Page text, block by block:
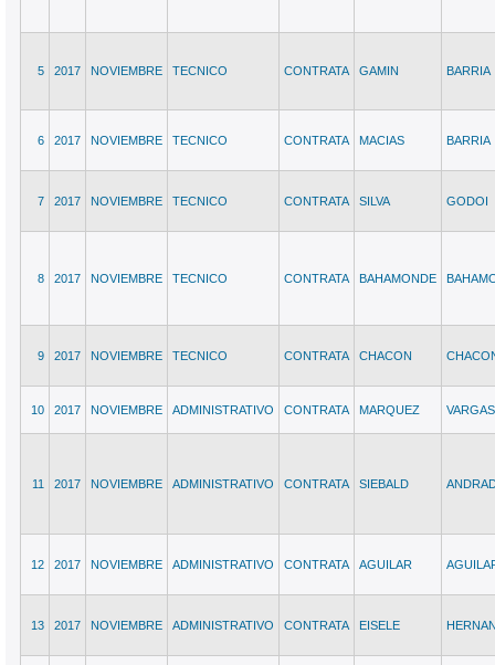
5 2017 NOVIEMBRE TECNICO CONTRATA GAMIN BARRIA
6 2017 NOVIEMBRE TECNICO CONTRATA MACIAS BARRIA
7 2017 NOVIEMBRE TECNICO CONTRATA SILVA GODOI
8 2017 NOVIEMBRE TECNICO CONTRATA BAHAMONDE
9 2017 NOVIEMBRE TECNICO CONTRATA CHACON
10 2017 NOVIEMBRE ADMINISTRATIVO CONTRATA MARQUEZ VARGAS
11 2017 NOVIEMBRE ADMINISTRATIVO CONTRATA SIEBALD
12 2017 NOVIEMBRE ADMINISTRATIVO CONTRATA AGUILAR
13 2017 NOVIEMBRE ADMINISTRATIVO CONTRATA EISELE